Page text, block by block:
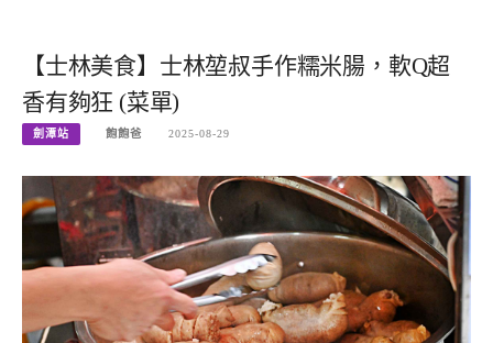
【士林美食】士林堃叔手作糯米腸，軟Q超
香有夠狂 (菜單)
劍潭站 飽飽爸 2025-08-29